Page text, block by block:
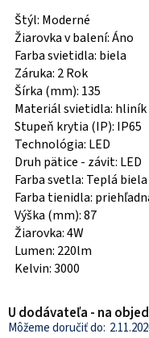
Štýl: Moderné
Žiarovka v balení: Áno
Farba svietidla: biela
Záruka: 2 Rok
Šírka (mm): 135
Materiál svietidla: hliník
Stupeň krytia (IP): IP65
Technológia: LED
Druh pätice - závit: LED
Farba svetla: Teplá biela
Farba tienidla:
Výška (mm): 87
Žiarovka: 4W
Lumen: 220lm
Kelvin: 3000
U dodávateľa - na